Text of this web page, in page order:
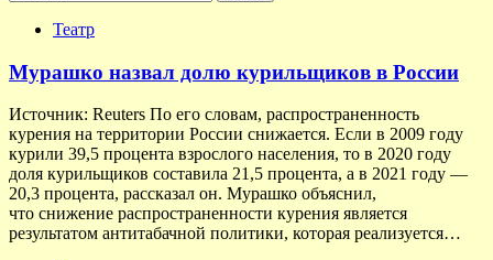
Театр
Мурашко назвал долю курильщиков в России
Источник: Reuters По его словам, распространенность
курения на территории России снижается. Если в 2009 году
курили 39,5 процента взрослого населения, то в 2020 году
доля курильщиков составила 21,5 процента, а в 2021 году —
20,3 процента, рассказал он. Мурашко объяснил,
что снижение распространенности курения является
результатом антитабачной политики, которая реализуется…